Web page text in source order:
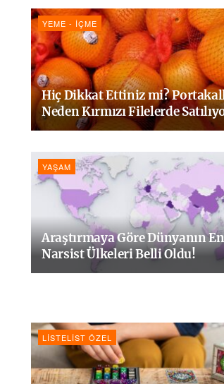
YEME - İÇME
Hiç Dikkat Ettiniz mi?
Neden Kırmızı Filelerde
YAŞAM
Araştırmaya Göre Dünyanın En
Narsist Ülkeleri Belli Oldu!
LISTELIST ÖZEL